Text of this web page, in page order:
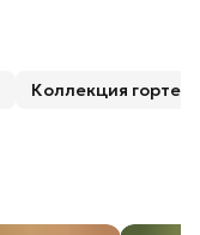
Коллекция